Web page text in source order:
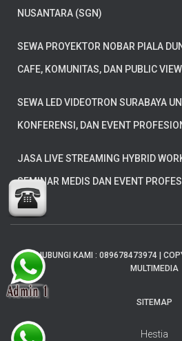
NUSANTARA (SGN)
SEWA PROYEKTOR NOBAR PIALA
CAFE, KOMUNITAS, DAN PUBLIC
SEWA LED VIDEOTRON SURABAYA
KONFERENSI, DAN EVENT
JASA LIVE STREAMING HYBRID
SEMINAR MEDIS DAN EVENT
HUBUNGI KAMI : 089678473974 |
MULTIMEDIA
SITEMAP
Hestia